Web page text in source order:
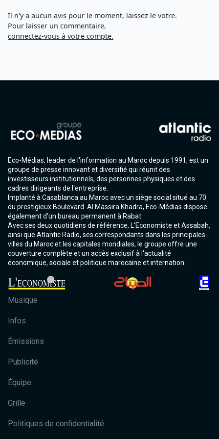
Il n'y a aucun avis pour le moment, laissez le votre.
Pour laisser un commentaire,
connectez-vous à votre compte.
Eco-Médias, leader de l'information au Maroc depuis 1991, est un
groupe de presse innovant et diversifié qui réunit des
investisseurs institutionnels, des personnes physiques et des
cadres dirigeants de l'entreprise.
Implanté à Casablanca au Maroc avec un siège social situé au 70
du prestigieux Boulevard. Al Massira Khadra, Eco-Médias dispose
également d'un bureau permanent à Rabat.
Avec ses deux quotidiens de référence, L'Economiste et Assabah,
ainsi que Atlantic Radio, ses correspondants dans les principales
villes du Maroc et les capitales mondiales, le groupe offre une
couverture complète et un accès exclusif à l'actualité
économique, sociale et politique marocaine et internation
Musique
Infos
Émissions
Publicité
Équipe
Grille
Politiques de confidentialité